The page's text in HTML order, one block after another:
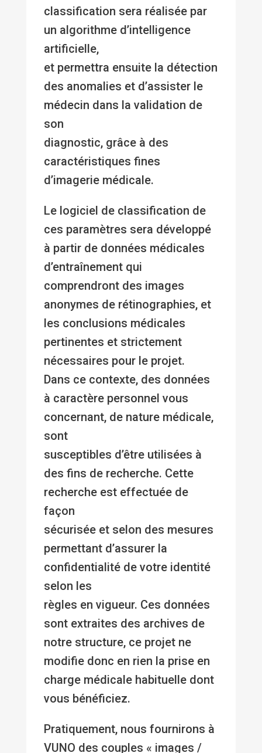
classification sera réalisée par
un algorithme d’intelligence
artificielle,
et permettra ensuite la détection
des anomalies et d’assister le
médecin dans la validation de
son
diagnostic, grâce à des
caractéristiques fines
d’imagerie médicale.
Le logiciel de classification de
ces paramètres sera développé
à partir de données médicales
d’entraînement qui
comprendront des images
anonymes de rétinographies, et
les conclusions médicales
pertinentes et strictement
nécessaires pour le projet.
Dans ce contexte, des données
à caractère personnel vous
concernant, de nature médicale,
sont
susceptibles d’être utilisées à
des fins de recherche. Cette
recherche est effectuée de
façon
sécurisée et selon des mesures
permettant d’assurer la
confidentialité de votre identité
selon les
règles en vigueur. Ces données
sont extraites des archives de
notre structure, ce projet ne
modifie donc en rien la prise en
charge médicale habituelle dont
vous bénéficiez.
Pratiquement, nous fournirons à
VUNO des couples « images /